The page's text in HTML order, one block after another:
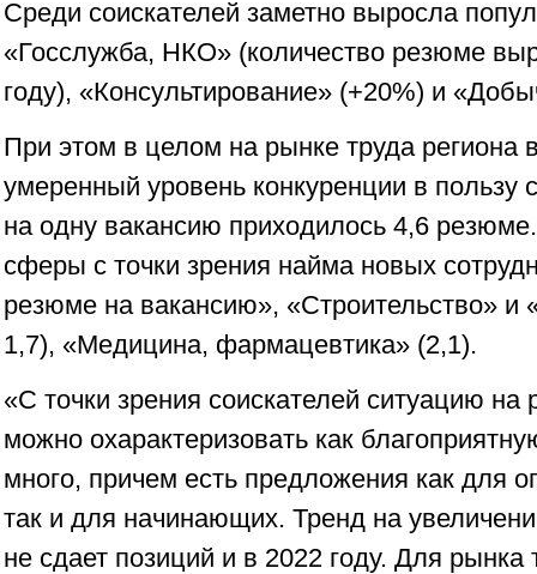
Среди соискателей заметно выросла
«Госслужба, НКО» (количество резюме
году), «Консультирование» (+20%) и
При этом в целом на рынке труда региона
умеренный уровень конкуренции в пользу
на одну вакансию приходилось 4,6
сферы с точки зрения найма новых
резюме на вакансию», «Строительство» и
1,7), «Медицина, фармацевтика» (2,1).
«С точки зрения соискателей ситуацию
можно охарактеризовать как
много, причем есть предложения как для
так и для начинающих. Тренд на
не сдает позиций и в 2022 году. Для